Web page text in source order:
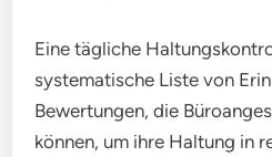
Eine tägliche
systematische Liste von
Bewertungen, die
können, um ihre Haltung in